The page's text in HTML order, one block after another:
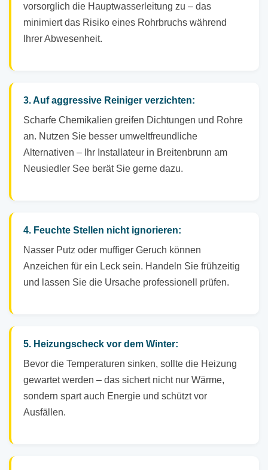
vorsorglich die Hauptwasserleitung zu – das
minimiert das Risiko eines Rohrbruchs während
Ihrer Abwesenheit.
3. Auf aggressive Reiniger verzichten:
Scharfe Chemikalien greifen Dichtungen und Rohre
an. Nutzen Sie besser umweltfreundliche
Alternativen – Ihr Installateur in Breitenbrunn am
Neusiedler See berät Sie gerne dazu.
4. Feuchte Stellen nicht ignorieren:
Nasser Putz oder muffiger Geruch können
Anzeichen für ein Leck sein. Handeln Sie frühzeitig
und lassen Sie die Ursache professionell prüfen.
5. Heizungscheck vor dem Winter:
Bevor die Temperaturen sinken, sollte die Heizung
gewartet werden – das sichert nicht nur Wärme,
sondern spart auch Energie und schützt vor
Ausfällen.